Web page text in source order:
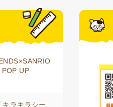
UP
キラキラシー